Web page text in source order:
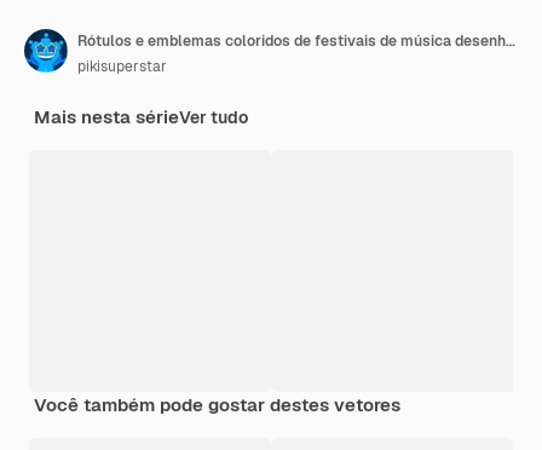
Rótulos e emblemas coloridos de festivais de música desenhados à mão
pikisuperstar
Mais nesta sérieVer tudo
Você também pode gostar destes vetores